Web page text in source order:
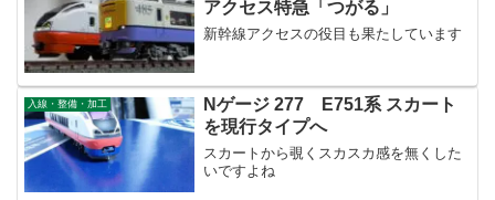
アクセス特急「つがる」
新幹線アクセスの役目も果たしています
入線・整備・加工
Nゲージ 277 E751系 スカート
を現行タイプへ
スカートから覗くスカスカ感を無くした
いですよね